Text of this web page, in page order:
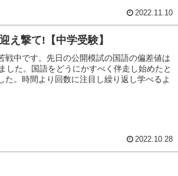
2022.11.10
え撃て!【中学受験】
戦中です。先日の公開模試の国語の偏差値は
した。国語をどうにかすべく伴走し始めたと
た。時間より回数に注目し繰り返し学べるよ
2022.10.28